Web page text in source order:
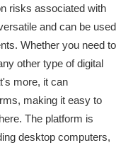
risks associated with
and can be used
Whether you need to
other type of digital
more, it can
making it easy to
The platform is
desktop computers,